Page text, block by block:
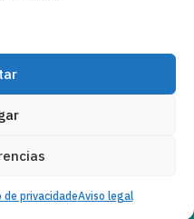
de privacidadeAviso legal